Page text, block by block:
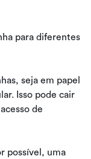
para diferentes
seja em papel
Isso pode cair
de
possível, uma